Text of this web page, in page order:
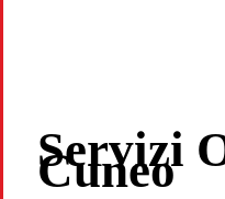
Servizi
Cuneo